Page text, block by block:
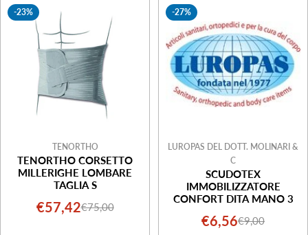
-23%
TENORTHO
TENORTHO CORSETTO
MILLERIGHE LOMBARE
TAGLIA S
Prezzo
€57,42Prezzo
€75,00
-27%
LUROPAS DEL DOTT. MOLINARI &
C
SCUDOTEX
IMMOBILIZZATORE
CONFORT DITA MANO 3
Prezzo
€6,56Prezzo
€9,00